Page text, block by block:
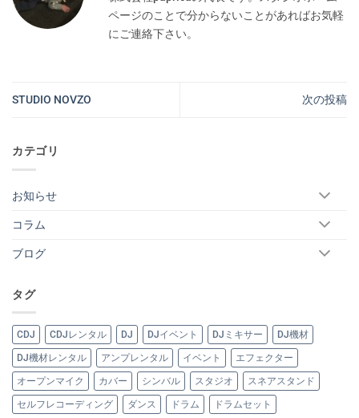
ページのことで分からないことがあればお気軽
にご連絡下さい。
STUDIO NOVZO 次の投稿
カテゴリ
お知らせ
コラム
ブログ
タグ
CDJ CDJレンタル DJ DJイベント DJミキサー DJ機材
DJ機材レンタル アンプレンタル イベント エフェクター
オープンマイク カバー シンバル スタジオ スネアスタンド
セルフレコーディング ダンス ドラム ドラムセット